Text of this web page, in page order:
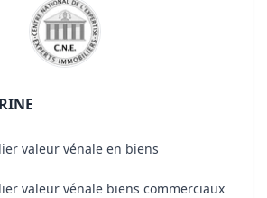
valeur vénale en biens
valeur vénale biens commerciaux